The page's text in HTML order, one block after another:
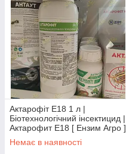
Актарофіт Е18 1 л |
Біотехнологічний інсектицид |
Актарофит Е18 [ Ензим Агро ]
Немає в наявності